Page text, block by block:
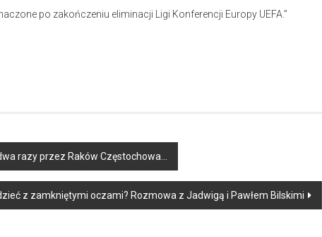
po zakończeniu eliminacji Ligi Konferencji Europy UEFA.”
razy przez Raków Częstochowa…
z zamkniętymi oczami? Rozmowa z Jadwigą i Pawłem Bilskimi